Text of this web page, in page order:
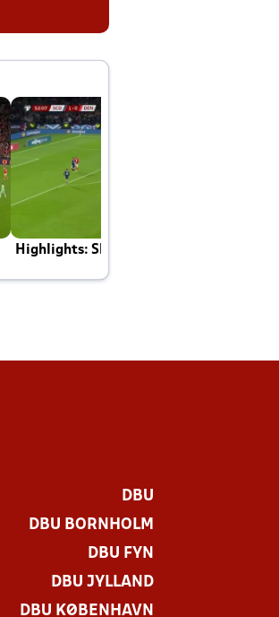
Highlights: Skotland - Danmark 4-2
DBU
DBU BORNHOLM
DBU FYN
DBU JYLLAND
DBU KØBENHAVN